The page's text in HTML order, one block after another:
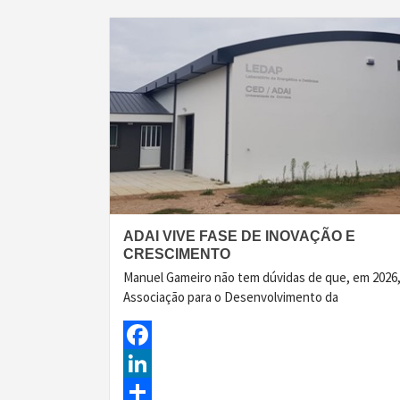
ADAI VIVE FASE DE INOVAÇÃO E
CRESCIMENTO
Manuel Gameiro não tem dúvidas de que, em
Associação para o Desenvolvimento da
Facebook
LinkedIn